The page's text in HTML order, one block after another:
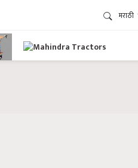
मराठी